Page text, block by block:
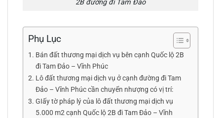
2B đường đi Tam Đảo
Phụ Lục
Bán đất thương mại dịch vụ bên cạnh Quốc lộ 2B
đi Tam Đảo – Vĩnh Phúc
Lô đất thương mại dịch vụ ở cạnh đường đi Tam
Đảo – Vĩnh Phúc cần chuyển nhượng có vị trí:
GIấy tờ pháp lý của lô đất thương mại dịch vụ
5.000 m2 cạnh Quốc lộ 2B đi Tam Đảo – Vĩnh